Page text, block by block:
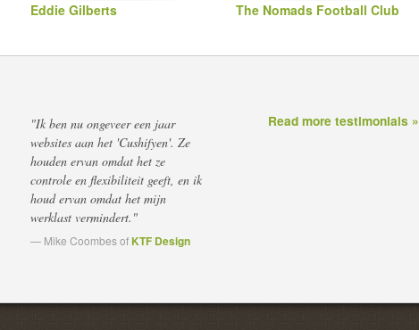
Eddie Gilberts The Nomads Football Club
"Ik ben nu ongeveer een jaar
websites aan het 'Cushifyen'. Ze
houden ervan omdat het ze
controle en flexibiliteit geeft, en ik
houd ervan omdat het mijn
werklast vermindert."
— Mike Coombes ofKTF Design
Read more testimonials »